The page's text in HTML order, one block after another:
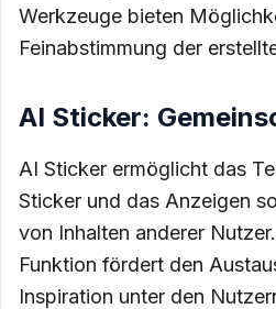
Werkzeuge bieten
Feinabstimmung der
AI Sticker:
AI Sticker ermöglicht das
Sticker und das Anzeigen
von Inhalten anderer
Funktion fördert den
Inspiration unter den